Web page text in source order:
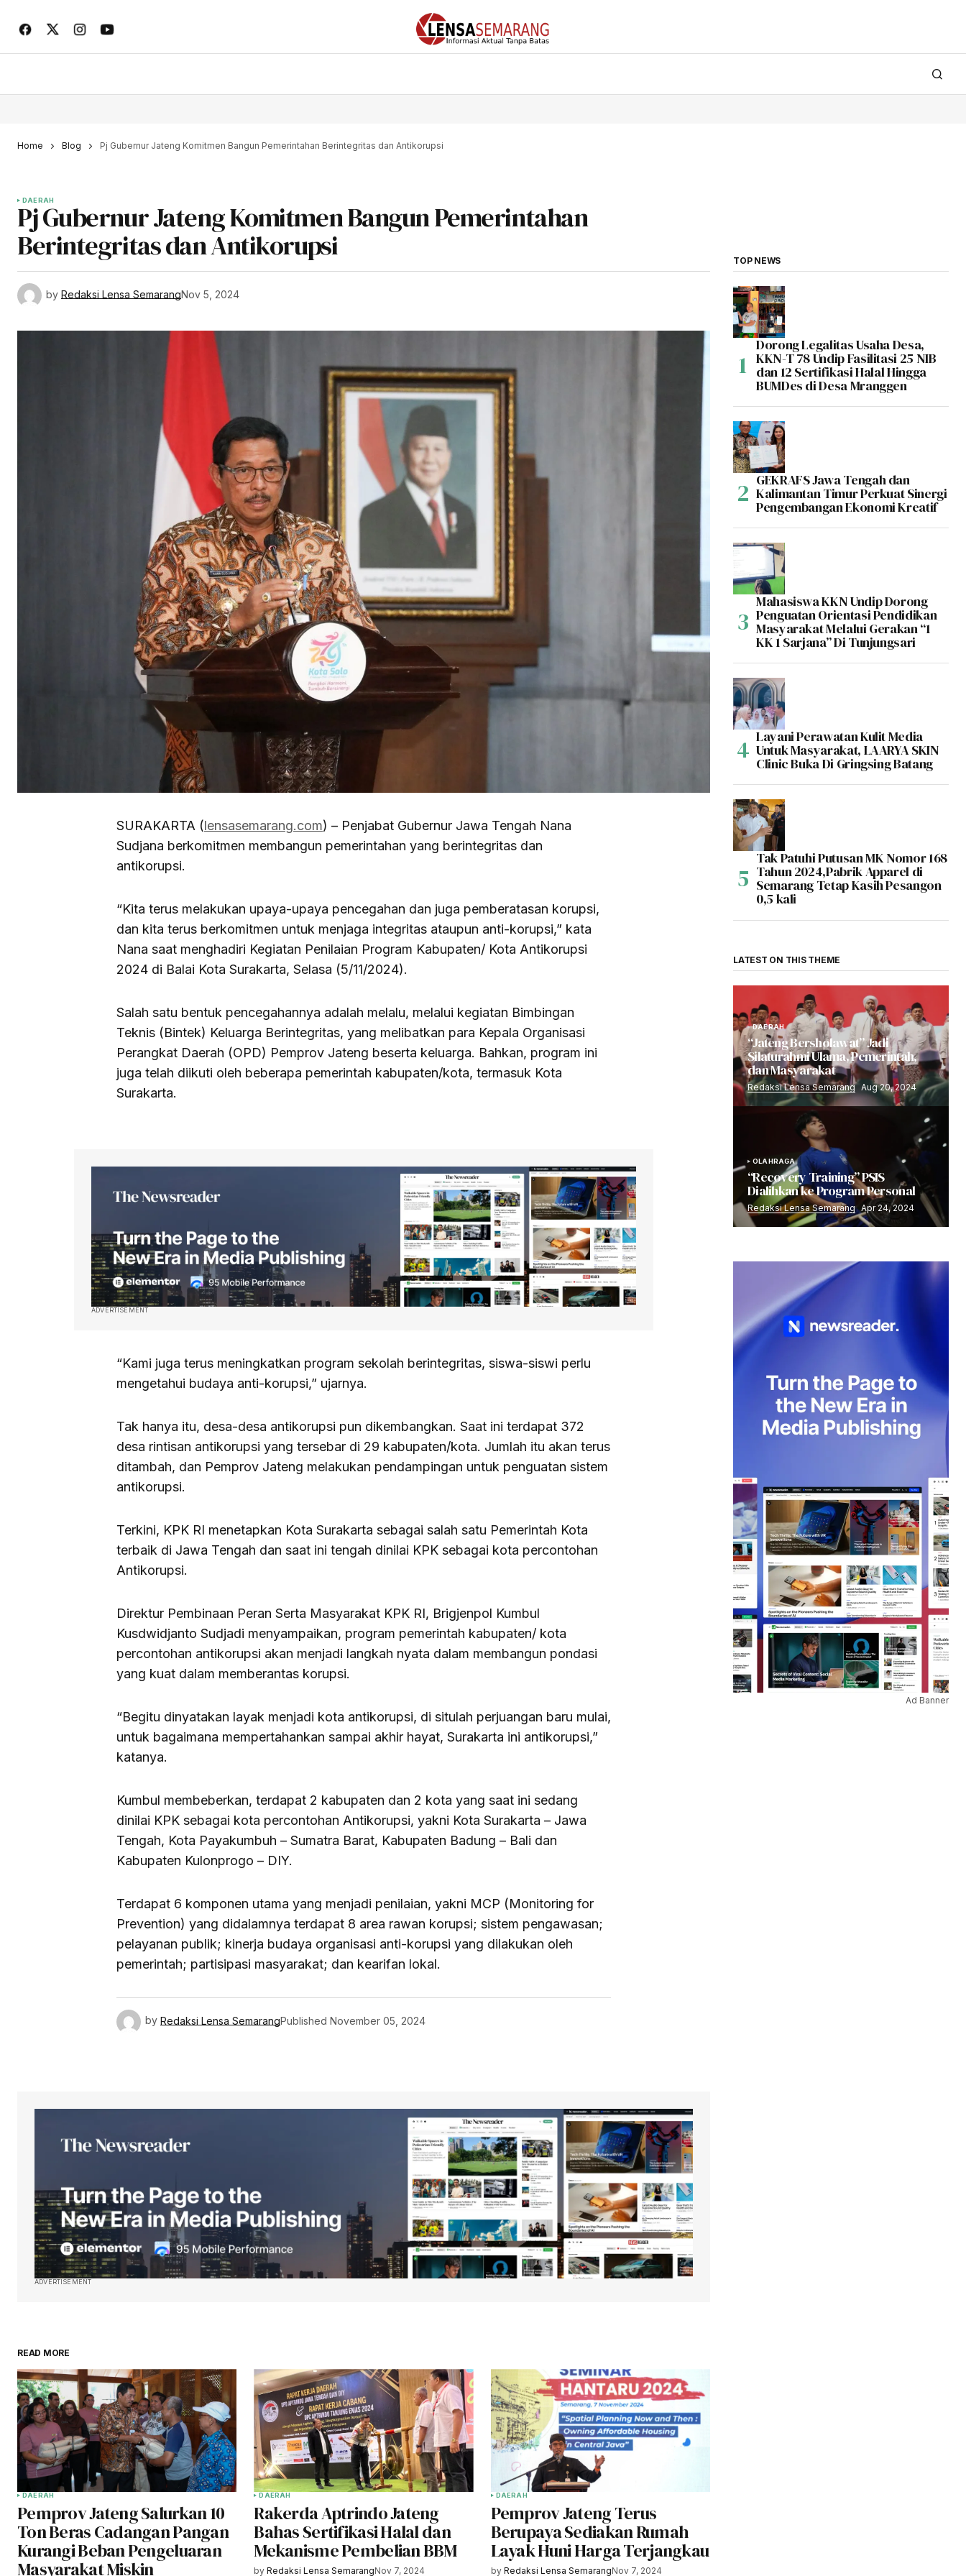
Home Blog Pj Gubernur Jateng Komitmen Bangun Pemerintahan Berintegritas dan Antikorupsi
DAERAH
Pj Gubernur Jateng Komitmen Bangun Pemerintahan
Berintegritas dan Antikorupsi
by Redaksi Lensa SemarangNov 5, 2024
SURAKARTA (lensasemarang.com) – Penjabat Gubernur Jawa Tengah Nana
Sudjana berkomitmen membangun pemerintahan yang berintegritas dan
antikorupsi.
“Kita terus melakukan upaya-upaya pencegahan dan juga pemberatasan korupsi,
dan kita terus berkomitmen untuk menjaga integritas ataupun anti-korupsi,” kata
Nana saat menghadiri Kegiatan Penilaian Program Kabupaten/ Kota Antikorupsi
2024 di Balai Kota Surakarta, Selasa (5/11/2024).
Salah satu bentuk pencegahannya adalah melalu, melalui kegiatan Bimbingan
Teknis (Bintek) Keluarga Berintegritas, yang melibatkan para Kepala Organisasi
Perangkat Daerah (OPD) Pemprov Jateng beserta keluarga. Bahkan, program ini
juga telah diikuti oleh beberapa pemerintah kabupaten/kota, termasuk Kota
Surakarta.
ADVERTISEMENT
“Kami juga terus meningkatkan program sekolah berintegritas, siswa-siswi perlu
mengetahui budaya anti-korupsi,” ujarnya.
Tak hanya itu, desa-desa antikorupsi pun dikembangkan. Saat ini terdapat 372
desa rintisan antikorupsi yang tersebar di 29 kabupaten/kota. Jumlah itu akan terus
ditambah, dan Pemprov Jateng melakukan pendampingan untuk penguatan sistem
antikorupsi.
Terkini, KPK RI menetapkan Kota Surakarta sebagai salah satu Pemerintah Kota
terbaik di Jawa Tengah dan saat ini tengah dinilai KPK sebagai kota percontohan
Antikorupsi.
Direktur Pembinaan Peran Serta Masyarakat KPK RI, Brigjenpol Kumbul
Kusdwidjanto Sudjadi menyampaikan, program pemerintah kabupaten/ kota
percontohan antikorupsi akan menjadi langkah nyata dalam membangun pondasi
yang kuat dalam memberantas korupsi.
“Begitu dinyatakan layak menjadi kota antikorupsi, di situlah perjuangan baru mulai,
untuk bagaimana mempertahankan sampai akhir hayat, Surakarta ini antikorupsi,”
katanya.
Kumbul membeberkan, terdapat 2 kabupaten dan 2 kota yang saat ini sedang
dinilai KPK sebagai kota percontohan Antikorupsi, yakni Kota Surakarta – Jawa
Tengah, Kota Payakumbuh – Sumatra Barat, Kabupaten Badung – Bali dan
Kabupaten Kulonprogo – DIY.
Terdapat 6 komponen utama yang menjadi penilaian, yakni MCP (Monitoring for
Prevention) yang didalamnya terdapat 8 area rawan korupsi; sistem pengawasan;
pelayanan publik; kinerja budaya organisasi anti-korupsi yang dilakukan oleh
pemerintah; partisipasi masyarakat; dan kearifan lokal.
by Redaksi Lensa SemarangPublished November 05, 2024
ADVERTISEMENT
READ MORE
DAERAH
Pemprov Jateng Salurkan 10
Ton Beras Cadangan Pangan
Kurangi Beban Pengeluaran
Masyarakat Miskin
DAERAH
Rakerda Aptrindo Jateng
Bahas Sertifikasi Halal dan
Mekanisme Pembelian BBM
by Redaksi Lensa SemarangNov 7, 2024
DAERAH
Pemprov Jateng Terus
Berupaya Sediakan Rumah
Layak Huni Harga Terjangkau
by Redaksi Lensa SemarangNov 7, 2024
TOP NEWS
Dorong Legalitas Usaha Desa,
KKN-T 78 Undip Fasilitasi 25 NIB
dan 12 Sertifikasi Halal Hingga
BUMDes di Desa Mranggen
GEKRAFS Jawa Tengah dan
Kalimantan Timur Perkuat Sinergi
Pengembangan Ekonomi Kreatif
Mahasiswa KKN Undip Dorong
Penguatan Orientasi Pendidikan
Masyarakat Melalui Gerakan “1
KK 1 Sarjana” Di Tunjungsari
Layani Perawatan Kulit Media
Untuk Masyarakat, LAARYA SKIN
Clinic Buka Di Gringsing Batang
Tak Patuhi Putusan MK Nomor 168
Tahun 2024,Pabrik Apparel di
Semarang Tetap Kasih Pesangon
0,5 kali
LATEST ON THIS THEME
DAERAH
“Jateng Bersholawat” Jadi
Silaturahmi Ulama, Pemerintah,
dan Masyarakat
Redaksi Lensa Semarang Aug 20, 2024
OLAHRAGA
“Recovery Training” PSIS
Dialihkan ke Program Personal
Redaksi Lensa Semarang Apr 24, 2024
Ad Banner